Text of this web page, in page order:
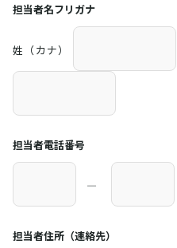
担当者名フリガナ
姓（カナ）
担当者電話番号
―
担当者住所（連絡先）